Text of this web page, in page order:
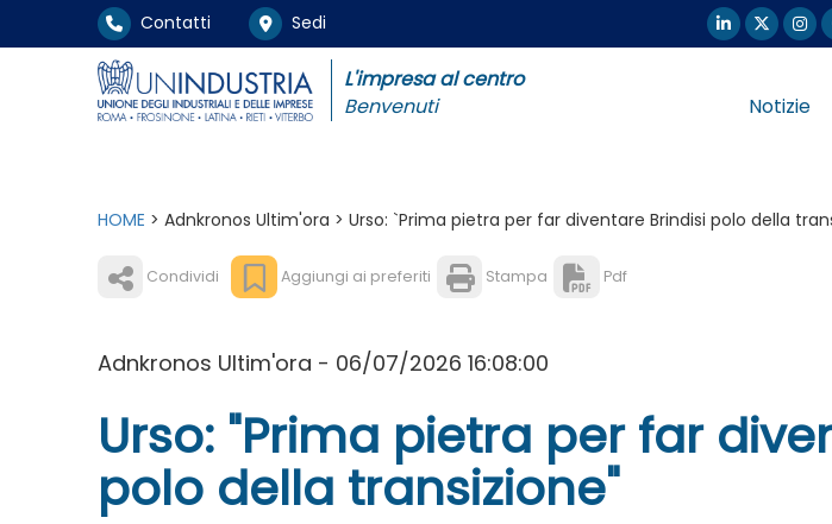
Contatti Sedi
L'impresa al centro
Benvenuti
Notizie
HOME > Adnkronos Ultim'ora > Urso: `Prima pietra per far diventare Brindisi polo della
Condividi Aggiungi ai preferiti Stampa Pdf
Adnkronos Ultim'ora - 06/07/2026 16:08:00
Urso: "Prima pietra per far
polo della transizione"